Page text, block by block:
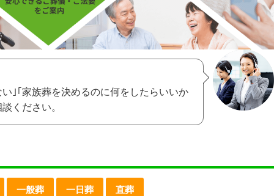
｣｢家族葬を決めるのに何をしたらいいか
ください。
一般葬 一日葬 直葬